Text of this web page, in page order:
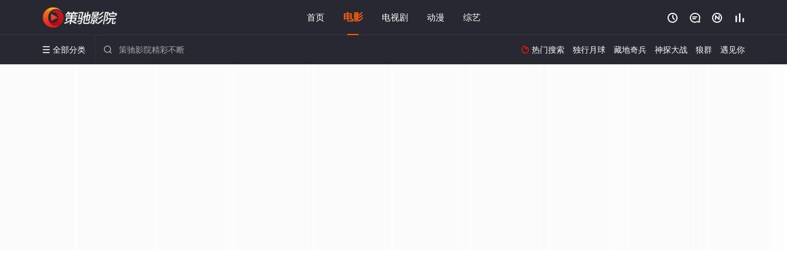
首页 电影 电视剧 动漫 综艺    
 全部分类   热门搜索 独行月球 藏地奇兵 神探大战 狼群 遇见你